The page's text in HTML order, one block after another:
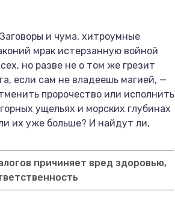
и чума, хитроумные
мрак истерзанную войной
но разве не о том же грезит
если сам не владеешь магией, —
пророчество или исполнить
ущельях и морских глубинах
их уже больше? И найдут ли,
причиняет вред здоровью,